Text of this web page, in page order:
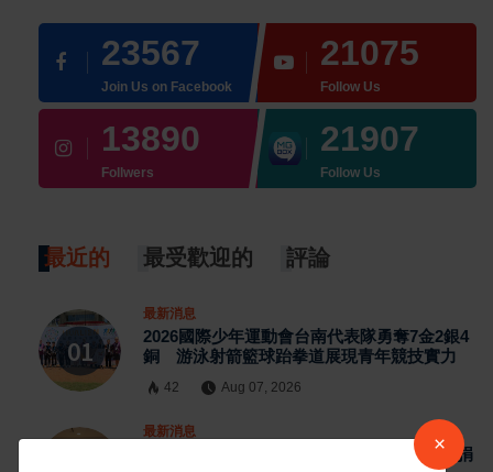
23567
Join Us on Facebook
21075
Follow Us
13890
Follwers
21907
Follow Us
最近的 最受歡迎的 評論
最新消息
2026國際少年運動會台南代表隊勇奪7金2銀4
銅 游泳射箭籃球跆拳道展現青年競技實力
42 Aug 07, 2026
最新消息
日本熊本強震賑災再獲支持 台灣首廟天壇捐
×